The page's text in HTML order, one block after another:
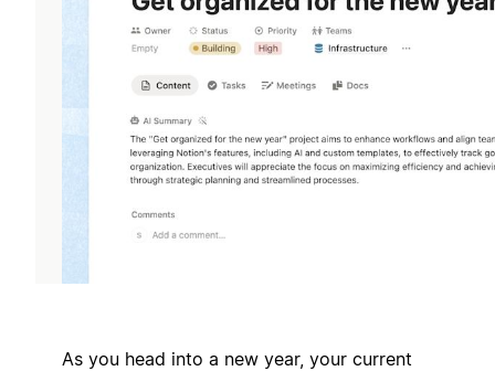
As you head into a new year, your current